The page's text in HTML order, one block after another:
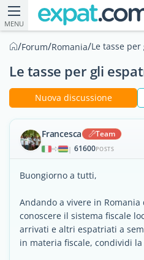
MENU
/Forum/Romania/Le tasse
Le tasse per gli
Nuova discussione
Francesca Team
| 61600POSTS
Buongiorno a tutti,
Andando a vivere in
conoscere il sistema fiscale
arrivati e altri espatriati a
in materia fiscale, condividi